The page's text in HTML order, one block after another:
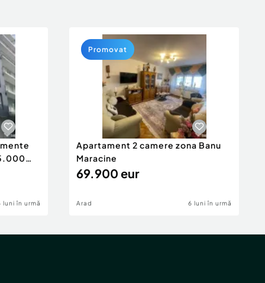
luni în urmă
Apartament 2 camere zona Banu
Maracine
69.900 eur
Arad 6 luni în urmă
Promovat